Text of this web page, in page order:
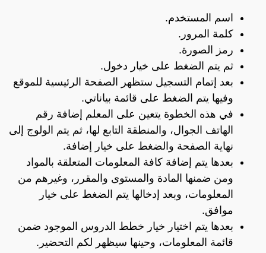
اسم المستخدم.
كلمة المرور.
رمز الصورة.
ثم يتم الضغط على خيار دخول.
بعد إتمام التسجيل ستظهر الصفحة الرئيسية للموقع
وفيها يتم الضغط على قائمة بياناتي.
في هذه الخطوة يتعين على المعلم إضافة رقم
الهاتف الجوال، والمنطقة التابع لها، ثم يتم الولوج إلى
نهاية الصفحة والضغط على خيار إضافة.
بعدها يتم إضافة كافة المعلومات المتعلقة بالمواد
ومن ضمنها المادة والمستوى والمقرر، وغيرهم من
المعلومات، وبعد إدخالها يتم الضغط على خيار
موافق.
بعدها يتم اختيار خيار خطط الدروس الموجود ضمن
قائمة المعلومات، وحينها سيظهر لكم التحضير.